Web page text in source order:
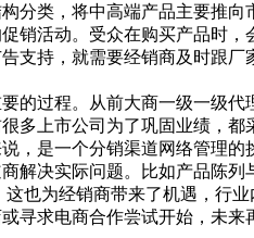
分类，将中高端产品主要推
销活动。受众在购买产品时
支持，就需要经销商及时跟厂
过程。从前大商一级一级代
多上市公司为了巩固业绩，
，是一个分销渠道网络管理
解决实际问题。比如产品陈
也为经销商带来了机遇，行
寻求电商合作尝试开始，未来